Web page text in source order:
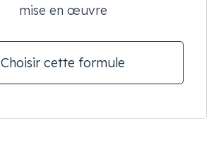
mise en œuvre
Choisir cette formule